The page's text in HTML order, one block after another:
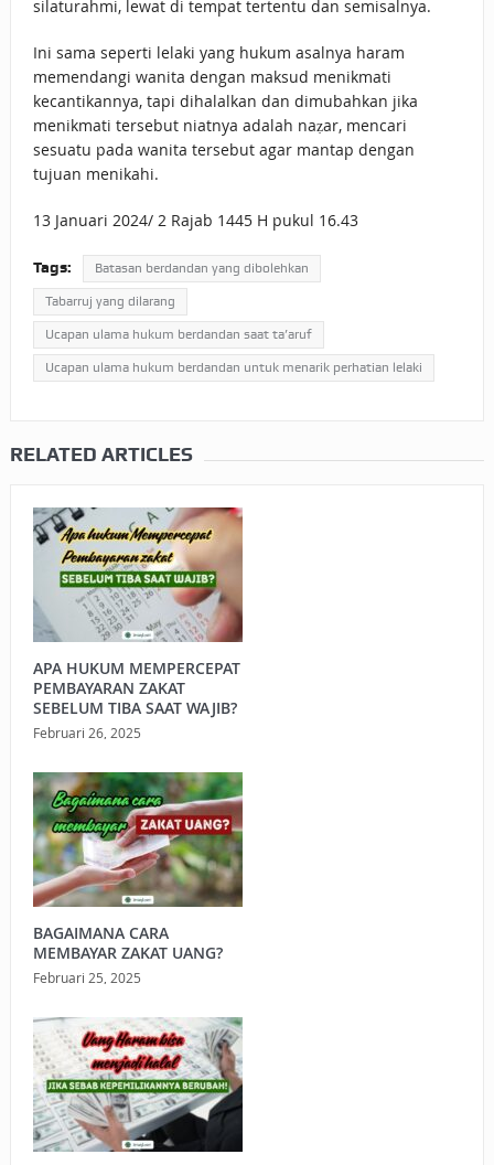
silaturahmi, lewat di tempat tertentu dan semisalnya.
Ini sama seperti lelaki yang hukum asalnya haram
memendangi wanita dengan maksud menikmati
kecantikannya, tapi dihalalkan dan dimubahkan jika
menikmati tersebut niatnya adalah naẓar, mencari
sesuatu pada wanita tersebut agar mantap dengan
tujuan menikahi.
13 Januari 2024/ 2 Rajab 1445 H pukul 16.43
Tags: Batasan berdandan yang dibolehkan
Tabarruj yang dilarang
Ucapan ulama hukum berdandan saat ta’aruf
Ucapan ulama hukum berdandan untuk menarik perhatian lelaki
RELATED ARTICLES
APA HUKUM MEMPERCEPAT
PEMBAYARAN ZAKAT
SEBELUM TIBA SAAT WAJIB?
Februari 26, 2025
BAGAIMANA CARA
MEMBAYAR ZAKAT UANG?
Februari 25, 2025